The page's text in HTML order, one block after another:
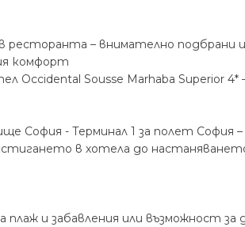
ресторанта – внимателно подбрани
комфорт
Occidental Sousse Marhaba Superior
София - Терминал 1 за полет София
в хотела до
плаж и забавления или възможност за